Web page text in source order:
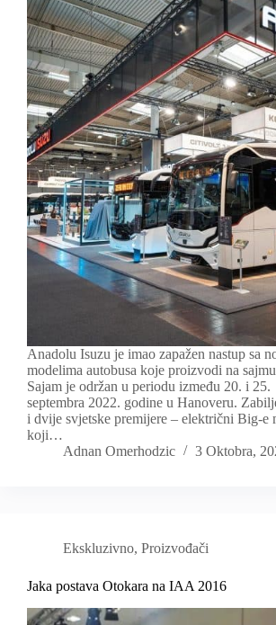
Anadolu Isuzu je imao zapažen nastup sa
modelima autobusa koje proizvodi na
Sajam je održan u periodu između 20. i 25.
septembra 2022. godine u Hanoveru.
i dvije svjetske premijere – električni Big-e
koji…
Adnan Omerhodzic
3 Oktobra,
Ekskluzivno, Proizvođači
Jaka postava Otokara na IAA 2016